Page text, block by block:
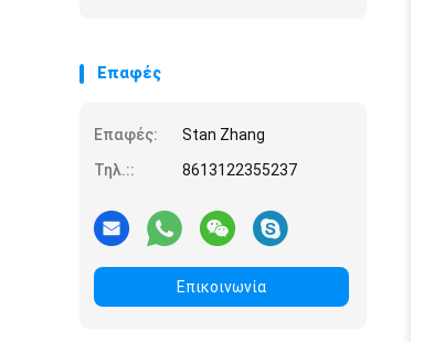
Επαφές
Επαφές:
Stan Zhang
Τηλ.::
8613122355237
Επικοινωνία